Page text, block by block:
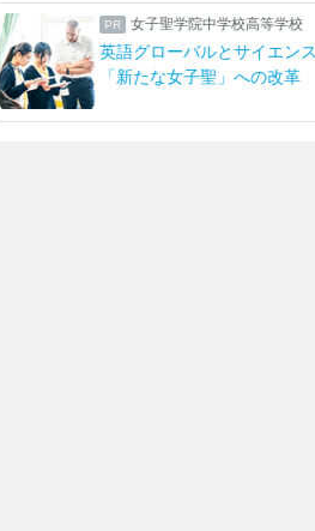
女子聖学院中学校高等学校
英語グローバルとサイエンス
「新たな女子聖」への改革